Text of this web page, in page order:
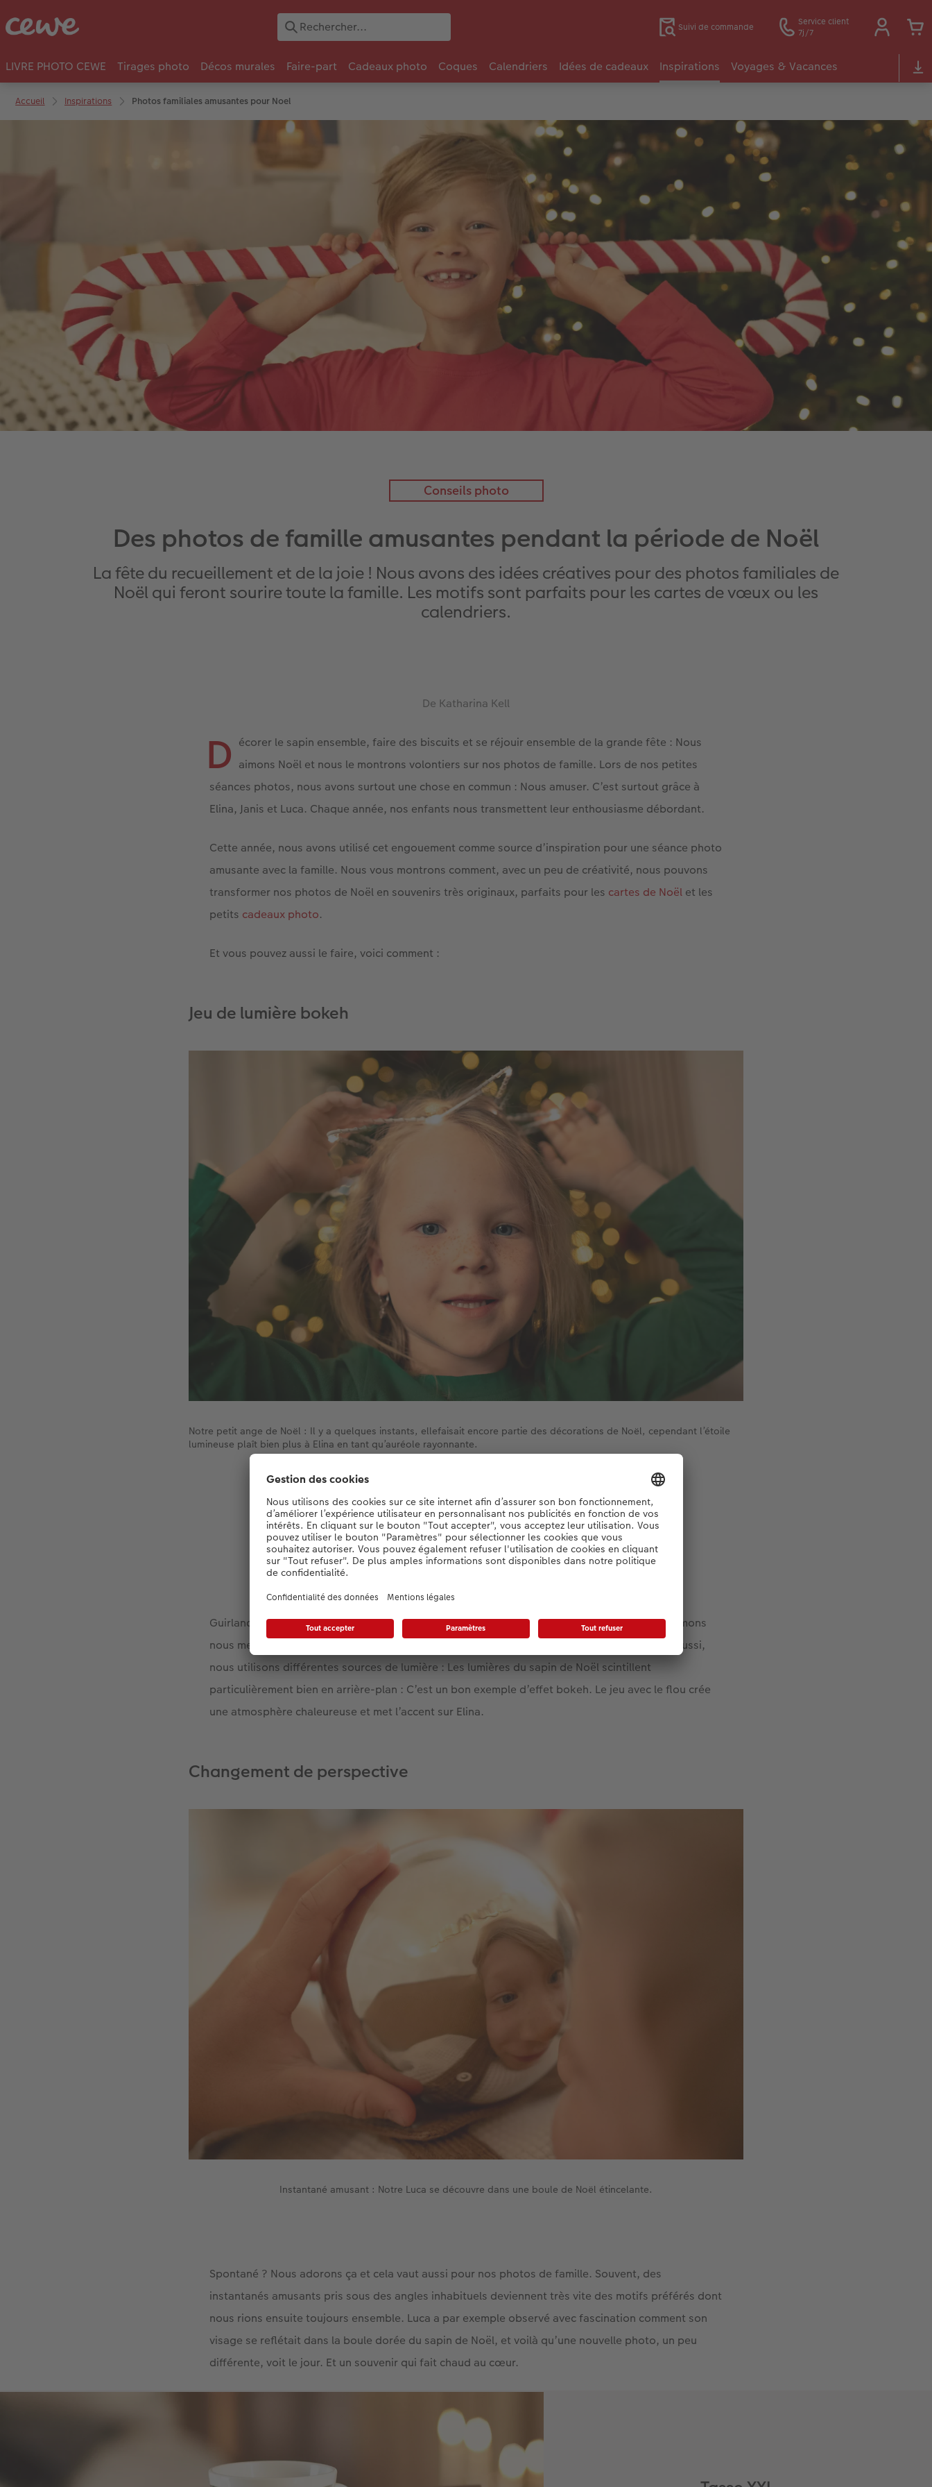
Suivi de commande
Service client
7j/7
LIVRE PHOTO CEWE Tirages photo Décos murales Faire-part Cadeaux photo Coques Calendriers Idées de cadeaux Inspirations Voyages & Vacances
Accueil Inspirations Photos familiales amusantes pour Noel
Conseils photo
Des photos de famille amusantes pendant la période de Noël
La fête du recueillement et de la joie ! Nous avons des idées créatives pour des photos familiales de
Noël qui feront sourire toute la famille. Les motifs sont parfaits pour les cartes de vœux ou les
calendriers.
De Katharina Kell
D écorer le sapin ensemble, faire des biscuits et se réjouir ensemble de la grande fête : Nous
aimons Noël et nous le montrons volontiers sur nos photos de famille. Lors de nos petites
séances photos, nous avons surtout une chose en commun : Nous amuser. C’est surtout grâce à
Elina, Janis et Luca. Chaque année, nos enfants nous transmettent leur enthousiasme débordant.
Cette année, nous avons utilisé cet engouement comme source d’inspiration pour une séance photo
amusante avec la famille. Nous vous montrons comment, avec un peu de créativité, nous pouvons
transformer nos photos de Noël en souvenirs très originaux, parfaits pour les cartes de Noël et les
petits cadeaux photo.
Et vous pouvez aussi le faire, voici comment :
Jeu de lumière bokeh
Notre petit ange de Noël : Il y a quelques instants, ellefaisait encore partie des décorations de Noël, cependant l’étoile
lumineuse plaît bien plus à Elina en tant qu’auréole rayonnante.
Créez directement votre calendrier de l'Avent
Vers les calendriers photos
Guirlandes lumineuses scintillantes, bougies clignotantes : Durant la saison sombre, nous aimons
nous mettre à l’aise avec des éléments de décoration lumineux. Pour nos photos de famille aussi,
nous utilisons différentes sources de lumière : Les lumières du sapin de Noël scintillent
particulièrement bien en arrière-plan : C’est un bon exemple d’effet bokeh. Le jeu avec le flou crée
une atmosphère chaleureuse et met l’accent sur Elina.
Changement de perspective
Instantané amusant : Notre Luca se découvre dans une boule de Noël étincelante.
Spontané ? Nous adorons ça et cela vaut aussi pour nos photos de famille. Souvent, des
instantanés amusants pris sous des angles inhabituels deviennent très vite des motifs préférés dont
nous rions ensuite toujours ensemble. Luca a par exemple observé avec fascination comment son
visage se reflétait dans la boule dorée du sapin de Noël, et voilà qu’une nouvelle photo, un peu
différente, voit le jour. Et un souvenir qui fait chaud au cœur.